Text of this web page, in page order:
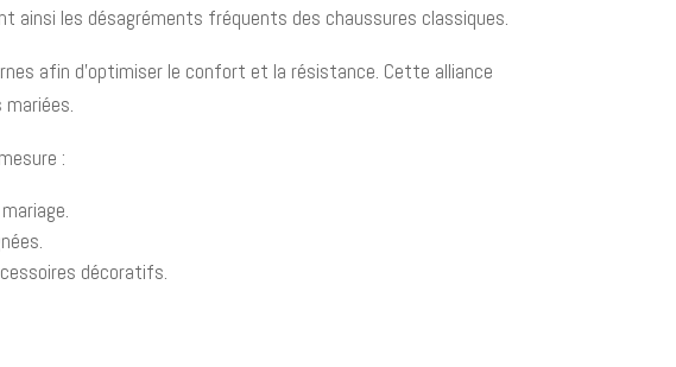
ainsi les désagréments fréquents des chaussures classiques.
afin d’optimiser le confort et la résistance. Cette alliance
:
décoratifs.